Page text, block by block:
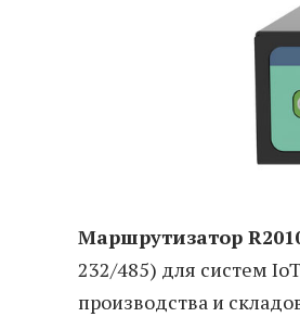
Маршрутизатор
232/485) для систем
производства и